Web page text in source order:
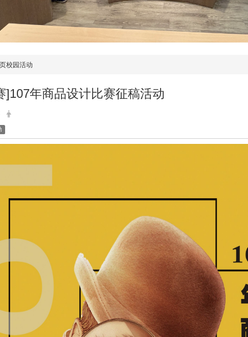
校园活动
]107年商品设计比赛征稿活动